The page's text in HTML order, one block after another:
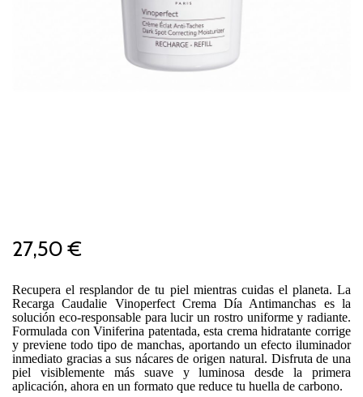
27,50 €
Recupera el resplandor de tu piel mientras cuidas el planeta. La
Recarga Caudalie Vinoperfect Crema Día Antimanchas es la
solución eco-responsable para lucir un rostro uniforme y radiante.
Formulada con Viniferina patentada, esta crema hidratante corrige
y previene todo tipo de manchas, aportando un efecto iluminador
inmediato gracias a sus nácares de origen natural. Disfruta de una
piel visiblemente más suave y luminosa desde la primera
aplicación, ahora en un formato que reduce tu huella de carbono.